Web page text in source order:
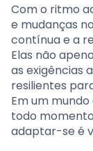
Com o ritmo
e mudanças
contínua e a
Elas não
as exigências
resilientes
Em um
todo
adaptar-se é